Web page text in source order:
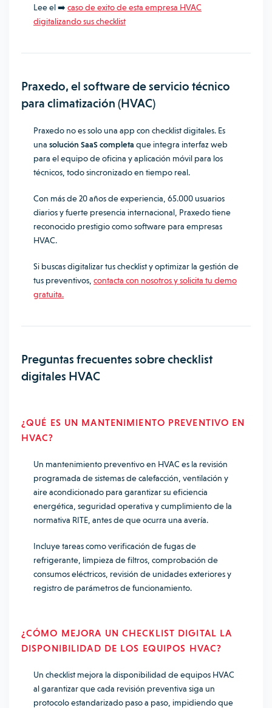
Lee el ➡️ caso de exito de esta empresa HVAC
digitalizando sus checklist
Praxedo, el software de servicio técnico
para climatización (HVAC)
Praxedo no es solo una app con checklist digitales. Es
una solución SaaS completa que integra interfaz web
para el equipo de oficina y aplicación móvil para los
técnicos, todo sincronizado en tiempo real.
Con más de 20 años de experiencia, 65.000 usuarios
diarios y fuerte presencia internacional, Praxedo tiene
reconocido prestigio como software para empresas
HVAC.
Si buscas digitalizar tus checklist y optimizar la gestión de
tus preventivos contacta con nosotros y solicita tu demo
gratuita.
Preguntas frecuentes sobre checklist
digitales HVAC
¿QUÉ ES UN MANTENIMIENTO PREVENTIVO EN
HVAC?
Un mantenimiento preventivo en HVAC es la revisión
programada de sistemas de calefacción, ventilación y
aire acondicionado para garantizar su eficiencia
energética, seguridad operativa y cumplimiento de la
normativa RITE, antes de que ocurra una avería.
Incluye tareas como verificación de fugas de
refrigerante, limpieza de filtros, comprobación de
consumos eléctricos, revisión de unidades exteriores y
registro de parámetros de funcionamiento.
¿CÓMO MEJORA UN CHECKLIST DIGITAL LA
DISPONIBILIDAD DE LOS EQUIPOS HVAC?
Un checklist mejora la disponibilidad de equipos HVAC
al garantizar que cada revisión preventiva siga un
protocolo estandarizado paso a paso, impidiendo que